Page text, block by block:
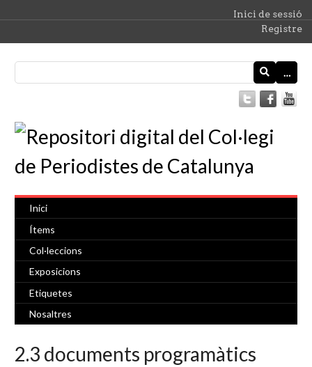
Inici de sessió
Registre
…
Inici
Ítems
Col·leccions
Exposicions
Etiquetes
Nosaltres
2.3 documents programàtics